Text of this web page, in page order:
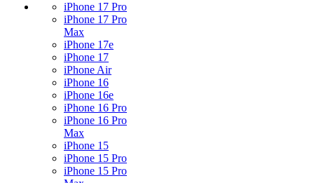
iPhone 17 Pro
iPhone 17 Pro
Max
iPhone 17e
iPhone 17
iPhone Air
iPhone 16
iPhone 16e
iPhone 16 Pro
iPhone 16 Pro
Max
iPhone 15
iPhone 15 Pro
iPhone 15 Pro